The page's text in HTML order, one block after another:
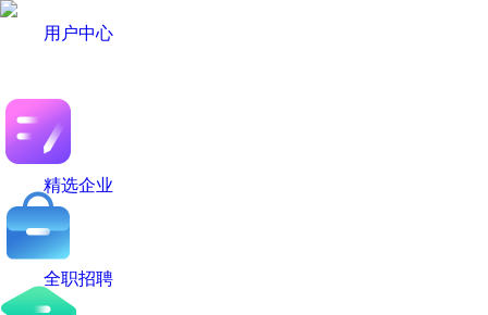
用户中心
精选企业
全职招聘